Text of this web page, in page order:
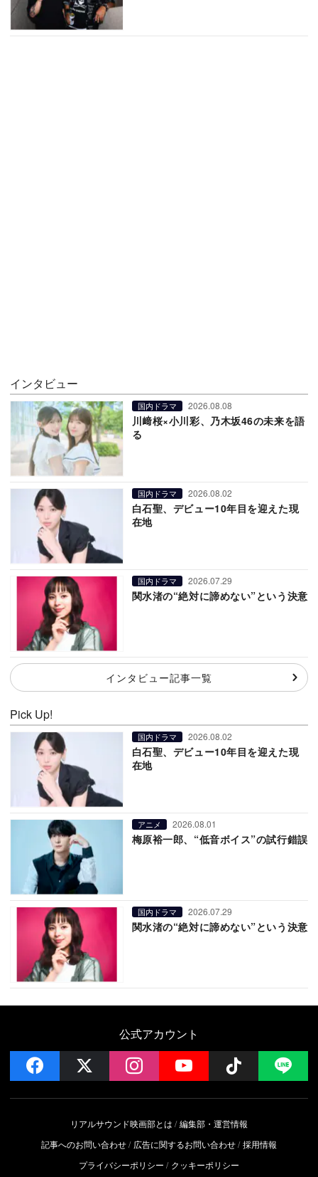
インタビュー
国内ドラマ 2026.08.08
川﨑桜×小川彩、乃木坂46の未来を語
る
国内ドラマ 2026.08.02
白石聖、デビュー10年目を迎えた現
在地
国内ドラマ 2026.07.29
関水渚の“絶対に諦めない”という決意
インタビュー記事一覧
Pick Up!
国内ドラマ 2026.08.02
白石聖、デビュー10年目を迎えた現
在地
アニメ 2026.08.01
梅原裕一郎、“低音ボイス”の試行錯誤
国内ドラマ 2026.07.29
関水渚の“絶対に諦めない”という決意
公式アカウント
facebook instagramYouTube Follow
リアルサウンド映画部とは
編集部・運営情報
記事へのお問い合わせ
広告に関するお問い合わせ 採用情報
プライバシーポリシー
クッキーポリシー